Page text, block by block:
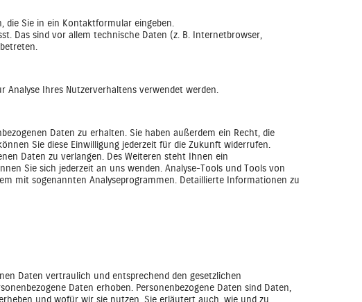
die Sie in ein Kontaktformular eingeben.
Das sind vor allem technische Daten (z. B. Internetbrowser,
Ihres Nutzerverhaltens verwendet werden.
Daten zu erhalten. Sie haben außerdem ein Recht, die
Sie diese Einwilligung jederzeit für die Zukunft widerrufen.
Daten zu verlangen. Des Weiteren steht Ihnen ein
Sie sich jederzeit an uns wenden. Analyse-Tools und Tools von
mit sogenannten Analyseprogrammen. Detaillierte Informationen zu
Daten vertraulich und entsprechend den gesetzlichen
Daten erhoben. Personenbezogene Daten sind Daten,
und wofür wir sie nutzen. Sie erläutert auch, wie und zu